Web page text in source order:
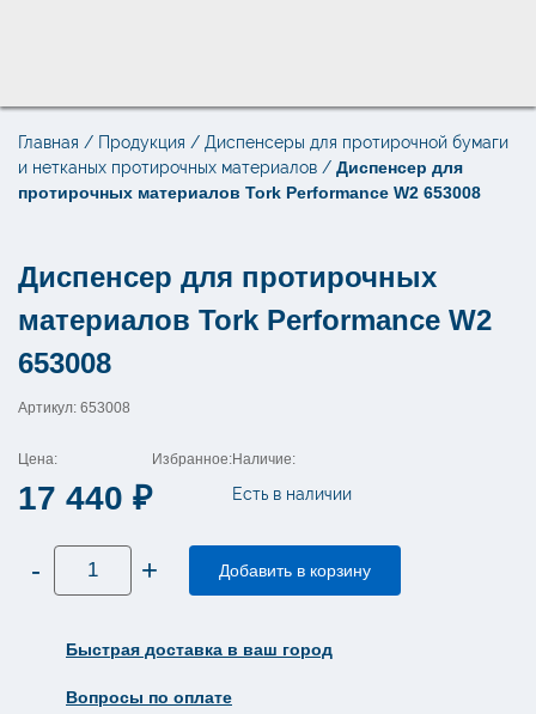
Поиск по товарам
×
Главная / Продукция / Диспенсеры для протирочной бумаги
и нетканых протирочных материалов / Диспенсер для
протирочных материалов Tork Performance W2 653008
Диспенсер для протирочных
материалов Tork Performance W2
653008
Артикул: 653008
Цена:
17 440 ₽
Избранное:Наличие:
Есть в наличии
-
Количество
товара
для
Tork
653008
+ Добавить в корзину
Быстрая доставка в ваш город
Вопросы по оплате